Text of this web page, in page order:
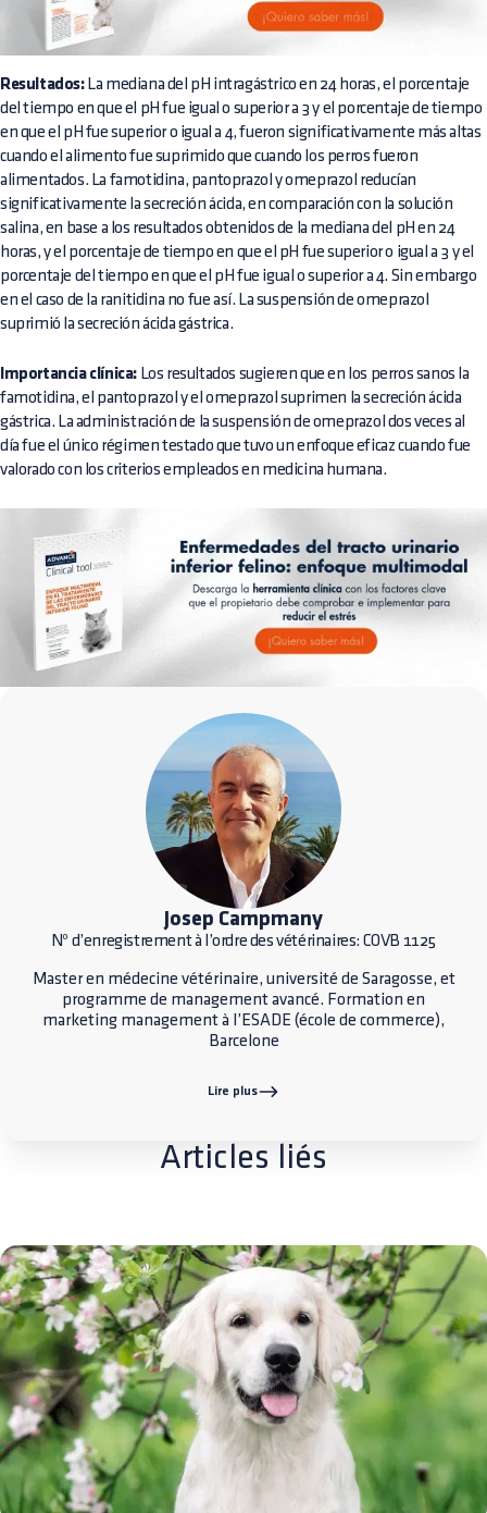
Resultados:La mediana del pH intragástrico en 24 horas, el porcentaje
del tiempo en que el pH fue igual o superior a 3 y el porcentaje de tiempo
en que el pH fue superior o igual a 4, fueron significativamente más altas
cuando el alimento fue suprimido que cuando los perros fueron
alimentados. La famotidina, pantoprazol y omeprazol reducían
significativamente la secreción ácida, en comparación con la solución
salina, en base a los resultados obtenidos de la mediana del pH en 24
horas, y el porcentaje de tiempo en que el pH fue superior o igual a 3 y el
porcentaje del tiempo en que el pH fue igual o superior a 4. Sin embargo
en el caso de la ranitidina no fue así. La suspensión de omeprazol
suprimió la secreción ácida gástrica.
Importancia clínica: Los resultados sugieren que en los perros sanos la
famotidina, el pantoprazol y el omeprazol suprimen la secreción ácida
gástrica. La administración de la suspensión de omeprazol dos veces al
día fue el único régimen testado que tuvo un enfoque eficaz cuando fue
valorado con los criterios empleados en medicina humana.
Josep Campmany
Nº d’enregistrement à l’ordre des vétérinaires: COVB 1125
Master en médecine vétérinaire, université de Saragosse, et
programme de management avancé. Formation en
marketing management à l’ESADE (école de commerce),
Barcelone
Lire plus
Articles liés